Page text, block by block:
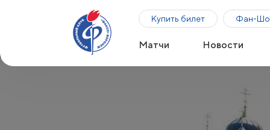
Купить билет Фан-
Матчи Новости